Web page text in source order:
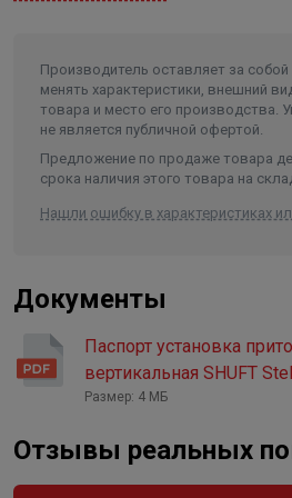
требуется отвода конденсата,
уровень влажности в
• Опция полимерного
Четыре режима работы
• Степень фильтрации G4 или F7
концентрации CO2 (опция)
• Встроенная автоматика с
Монтаж
подключению. Имеется
настенного монтажа (стена
Производитель оставляет за
менять характеристики, внешний
товара и место его производства.
не является публичной офертой.
Предложение по продаже товара
срока наличия этого товара на
Нашли ошибку в характеристиках
Документы
Паспорт установка
вертикальная SHUFT
Размер: 4 МБ
Отзывы реальных